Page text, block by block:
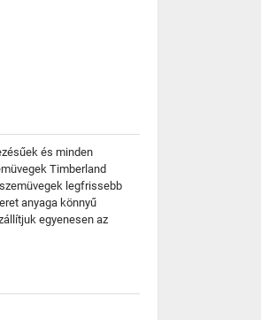
és minden
Timberland
legfrissebb
anyaga könnyű
egyenesen az